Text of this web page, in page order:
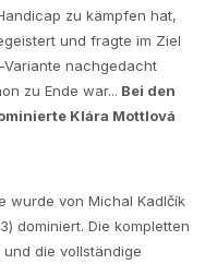
zu kämpfen hat,
und fragte im Ziel
nachgedacht
zu Ende war... Bei den
Klára Mottlová
wurde von Michal Kadlčík
dominiert. Die kompletten
die vollständige